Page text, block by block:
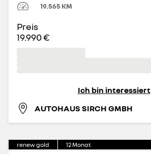
19.565 KM
Preis
19.990 €
Ich bin interessiert
AUTOHAUS SIRCH GMBH
renew gold 12Monat